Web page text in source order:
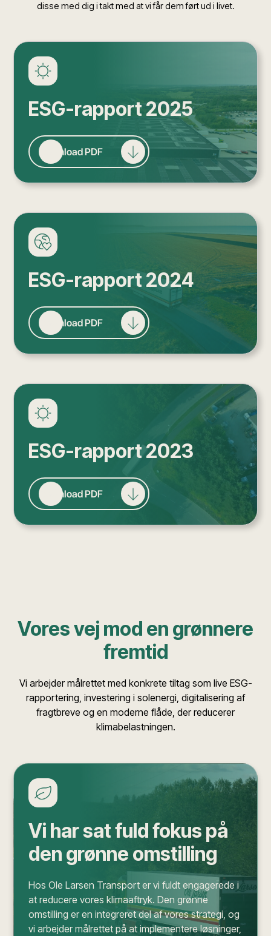
disse med dig i takt med at vi får dem ført ud i livet.
ESG-rapport 2025
Download PDF
ESG-rapport 2024
Download PDF
ESG-rapport 2023
Download PDF
Vores vej mod en grønnere
fremtid
Vi arbejder målrettet med konkrete tiltag som live ESG-
rapportering, investering i solenergi, digitalisering af
fragtbreve og en moderne flåde, der reducerer
klimabelastningen.
Vi har sat fuld fokus på
den grønne omstilling
Hos Ole Larsen Transport er vi fuldt engagerede i
at reducere vores klimaaftryk. Den grønne
omstilling er en integreret del af vores strategi, og
vi arbejder målrettet på at implementere løsninger,